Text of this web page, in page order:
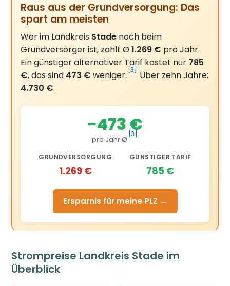
Raus aus der Grundversorgung: Das
spart am meisten
Wer im Landkreis Stade noch beim
Grundversorger ist, zahlt Ø1.269 € pro Jahr.
Ein günstiger alternativer Tarif kostet nur 785
€, das sind 473 € weniger. [3]
Über zehn Jahre:
4.730 €.
−473 €
pro Jahr Ø
[3]
GRUNDVERSORGUNG
1.269 €
GÜNSTIGER TARIF
785 €
Ersparnis für meine PLZ →
Strompreise Landkreis Stade im
Überblick